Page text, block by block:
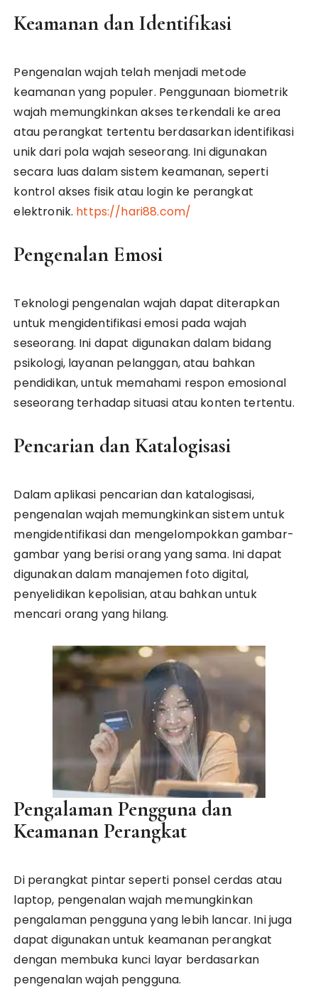
Keamanan dan Identifikasi
Pengenalan wajah telah menjadi metode
keamanan yang populer. Penggunaan biometrik
wajah memungkinkan akses terkendali ke area
atau perangkat tertentu berdasarkan identifikasi
unik dari pola wajah seseorang. Ini digunakan
secara luas dalam sistem keamanan, seperti
kontrol akses fisik atau login ke perangkat
elektronik. https://hari88.com/
Pengenalan Emosi
Teknologi pengenalan wajah dapat diterapkan
untuk mengidentifikasi emosi pada wajah
seseorang. Ini dapat digunakan dalam bidang
psikologi, layanan pelanggan, atau bahkan
pendidikan, untuk memahami respon emosional
seseorang terhadap situasi atau konten tertentu.
Pencarian dan Katalogisasi
Dalam aplikasi pencarian dan katalogisasi,
pengenalan wajah memungkinkan sistem untuk
mengidentifikasi dan mengelompokkan gambar-
gambar yang berisi orang yang sama. Ini dapat
digunakan dalam manajemen foto digital,
penyelidikan kepolisian, atau bahkan untuk
mencari orang yang hilang.
Pengalaman Pengguna dan
Keamanan Perangkat
Di perangkat pintar seperti ponsel cerdas atau
laptop, pengenalan wajah memungkinkan
pengalaman pengguna yang lebih lancar. Ini juga
dapat digunakan untuk keamanan perangkat
dengan membuka kunci layar berdasarkan
pengenalan wajah pengguna.